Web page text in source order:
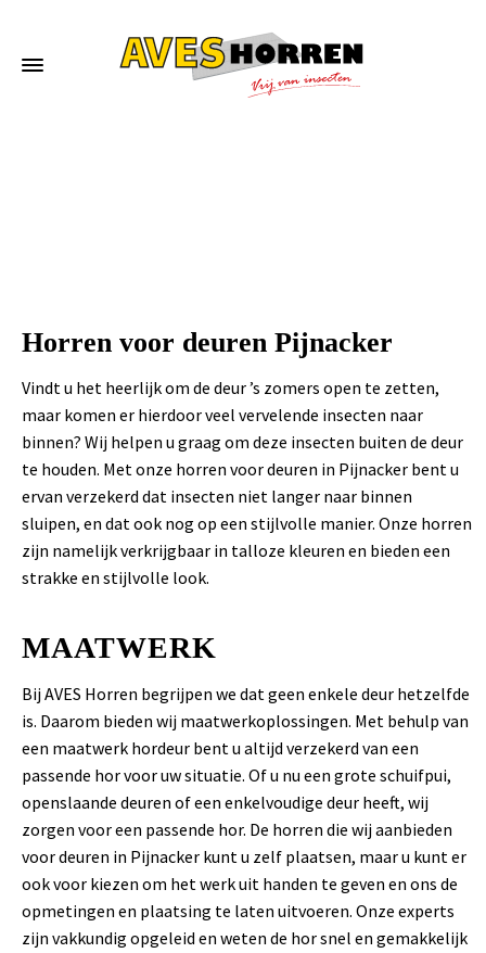
Horren voor deuren Pijnacker
Vindt u het heerlijk om de deur ’s zomers open te zetten,
maar komen er hierdoor veel vervelende insecten naar
binnen? Wij helpen u graag om deze insecten buiten de deur
te houden. Met onze horren voor deuren in Pijnacker bent u
ervan verzekerd dat insecten niet langer naar binnen
sluipen, en dat ook nog op een stijlvolle manier. Onze horren
zijn namelijk verkrijgbaar in talloze kleuren en bieden een
strakke en stijlvolle look.
MAATWERK
Bij AVES Horren begrijpen we dat geen enkele deur hetzelfde
is. Daarom bieden wij maatwerkoplossingen. Met behulp van
een maatwerk hordeur bent u altijd verzekerd van een
passende hor voor uw situatie. Of u nu een grote schuifpui,
openslaande deuren of een enkelvoudige deur heeft, wij
zorgen voor een passende hor. De horren die wij aanbieden
voor deuren in Pijnacker kunt u zelf plaatsen, maar u kunt er
ook voor kiezen om het werk uit handen te geven en ons de
opmetingen en plaatsing te laten uitvoeren. Onze experts
zijn vakkundig opgeleid en weten de hor snel en gemakkelijk